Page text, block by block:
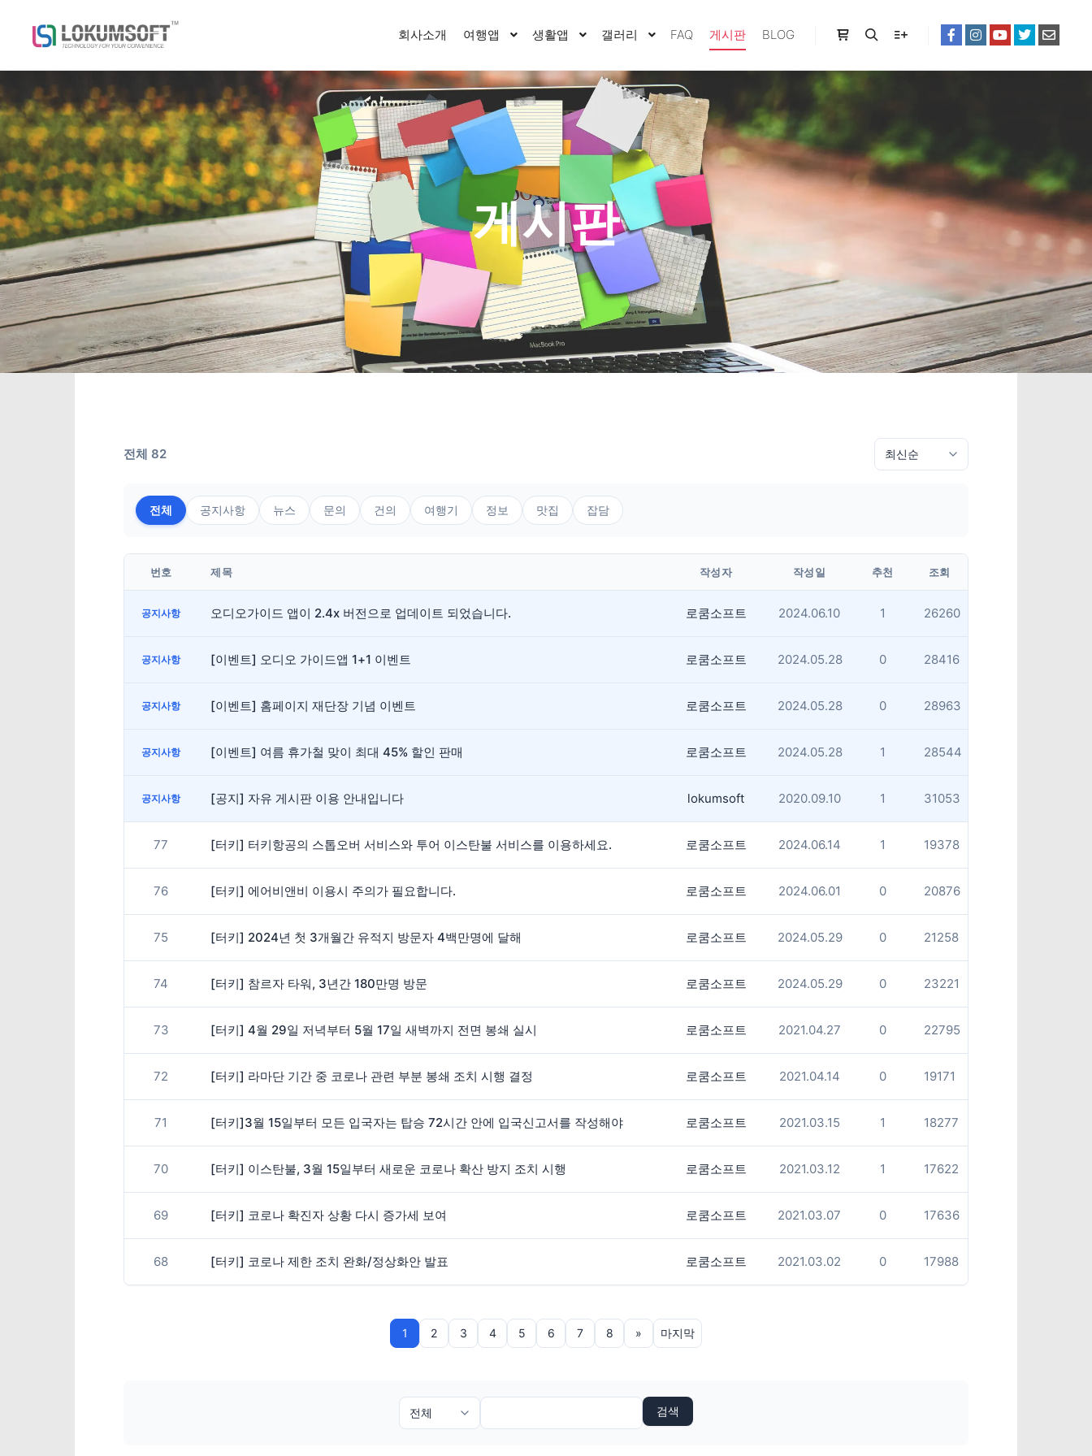
회사소개 여행앱 생활앱 갤러리 FAQ 게시판 BLOG
게시판
전체 82
전체 공지사항 뉴스 문의 건의 여행기 정보 맛집 잡담
번호 제목 작성자 작성일 추천 조회
공지사항 오디오가이드 앱이 2.4x 버전으로 업데이트 되었습니다. 로쿰소프트 2024.06.10 1 26260
공지사항 [이벤트] 오디오 가이드앱 1+1 이벤트 로쿰소프트 2024.05.28 0 28416
공지사항 [이벤트] 홈페이지 재단장 기념 이벤트 로쿰소프트 2024.05.28 0 28963
공지사항 [이벤트] 여름 휴가철 맞이 최대 45% 할인 판매 로쿰소프트 2024.05.28 1 28544
공지사항 [공지] 자유 게시판 이용 안내입니다 lokumsoft 2020.09.10 1 31053
77 [터키] 터키항공의 스톱오버 서비스와 투어 이스탄불 서비스를 이용하세요. 로쿰소프트 2024.06.14 1 19378
76 [터키] 에어비앤비 이용시 주의가 필요합니다. 로쿰소프트 2024.06.01 0 20876
75 [터키] 2024년 첫 3개월간 유적지 방문자 4백만명에 달해 로쿰소프트 2024.05.29 0 21258
74 [터키] 참르자 타워, 3년간 180만명 방문 로쿰소프트 2024.05.29 0 23221
73 [터키] 4월 29일 저녁부터 5월 17일 새벽까지 전면 봉쇄 실시 로쿰소프트 2021.04.27 0 22795
72 [터키] 라마단 기간 중 코로나 관련 부분 봉쇄 조치 시행 결정 로쿰소프트 2021.04.14 0 19171
71 [터키]3월 15일부터 모든 입국자는 탑승 72시간 안에 입국신고서를 작성해야 로쿰소프트 2021.03.15 1 18277
70 [터키] 이스탄불, 3월 15일부터 새로운 코로나 확산 방지 조치 시행 로쿰소프트 2021.03.12 1 17622
69 [터키] 코로나 확진자 상황 다시 증가세 보여 로쿰소프트 2021.03.07 0 17636
68 [터키] 코로나 제한 조치 완화/정상화안 발표 로쿰소프트 2021.03.02 0 17988
1 2 3 4 5 6 7 8 » 마지막
검색